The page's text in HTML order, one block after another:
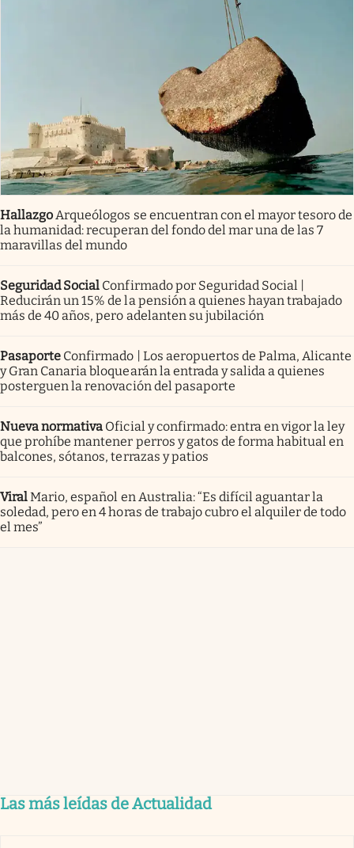
Hallazgo Arqueólogos se encuentran con el mayor tesoro de
la humanidad: recuperan del fondo del mar una de las 7
maravillas del mundo
Seguridad Social Confirmado por Seguridad Social |
Reducirán un 15% de la pensión a quienes hayan trabajado
más de 40 años, pero adelanten su jubilación
Pasaporte Confirmado | Los aeropuertos de Palma, Alicante
y Gran Canaria bloquearán la entrada y salida a quienes
posterguen la renovación del pasaporte
Nueva normativa Oficial y confirmado: entra en vigor la ley
que prohíbe mantener perros y gatos de forma habitual en
balcones, sótanos, terrazas y patios
ViralMario, español en Australia: “Es difícil aguantar la
soledad, pero en 4 horas de trabajo cubro el alquiler de todo
el mes”
Las más leídas de Actualidad